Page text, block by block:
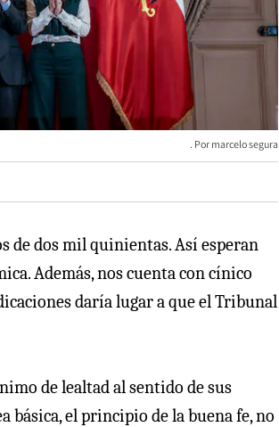
marcelo segura
de dos mil quinientas. Así esperan
Además, nos cuenta con cínico
daría lugar a que el Tribunal
de lealtad al sentido de sus
básica, el principio de la buena fe, no